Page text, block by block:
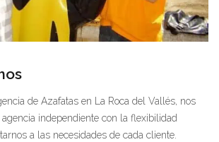
de Azafatas en La Roca del Vallés, nos
independiente con la flexibilidad
a las necesidades de cada cliente.